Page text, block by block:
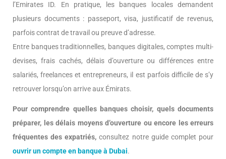
l’Emirates ID. En pratique, les banques locales demandent
plusieurs documents : passeport, visa, justificatif de revenus,
parfois contrat de travail ou preuve d’adresse.
Entre banques traditionnelles, banques digitales, comptes multi-
devises, frais cachés, délais d’ouverture ou différences entre
salariés, freelances et entrepreneurs, il est parfois difficile de s’y
retrouver lorsqu’on arrive aux Émirats.
Pour comprendre quelles banques choisir, quels documents
préparer, les délais moyens d’ouverture ou encore les erreurs
fréquentes des expatriés, consultez notre guide complet pour
ouvrir un compte en banque à Dubai.